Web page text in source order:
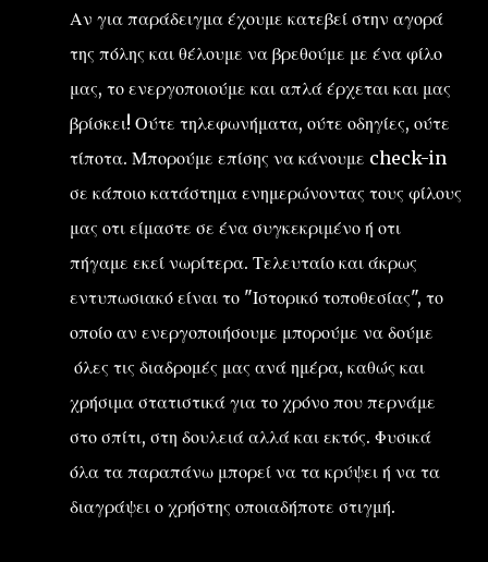
Αν για παράδειγμα έχουμε κατεβεί στην αγορά
της πόλης και θέλουμε να βρεθούμε με ένα φίλο
μας, το ενεργοποιούμε και απλά έρχεται και μας
βρίσκει! Ούτε τηλεφωνήματα, ούτε οδηγίες, ούτε
τίποτα. Μπορούμε επίσης να κάνουμε check-in
σε κάποιο κατάστημα ενημερώνοντας τους φίλους
μας οτι είμαστε σε ένα συγκεκριμένο ή οτι
πήγαμε εκεί νωρίτερα. Τελευταίο και άκρως
εντυπωσιακό είναι το "Ιστορικό τοποθεσίας", το
οποίο αν ενεργοποιήσουμε μπορούμε να δούμε
όλες τις διαδρομές μας ανά ημέρα, καθώς και
χρήσιμα στατιστικά για το χρόνο που περνάμε
στο σπίτι, στη δουλειά αλλά και εκτός. Φυσικά
όλα τα παραπάνω μπορεί να τα κρύψει ή να τα
διαγράψει ο χρήστης οποιαδήποτε στιγμή.